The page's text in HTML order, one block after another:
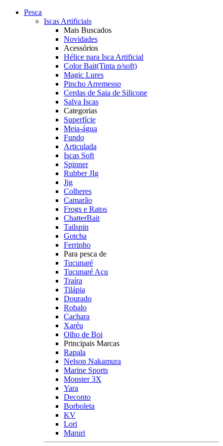
Pesca
Iscas Artificiais
Mais Buscados
Novidades
Acessórios
Hélice para Isca Artificial
Color Bait(Tinta p/soft)
Magic Lures
Pincho Arremesso
Cerdas de Saia de Silicone
Salva Iscas
Categorias
Superfície
Meia-água
Fundo
Articulada
Iscas Soft
Spinner
Rubber JIg
Jig
Colheres
Camarão
Frogs e Ratos
ChatterBait
Tailspin
Gotcha
Ferrinho
Para pesca de
Tucunaré
Tucunaré Açu
Traíra
Tilápia
Dourado
Robalo
Cachara
Xaréu
Olho de Boi
Principais Marcas
Rapala
Nelson Nakamura
Marine Sports
Monster 3X
Yara
Deconto
Borboleta
KV
Lori
Maruri